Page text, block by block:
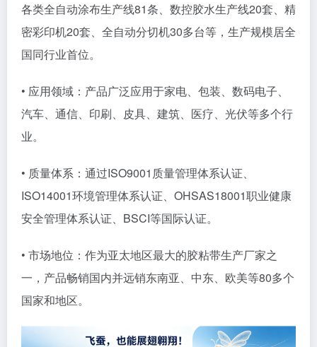
各类全自动涂布生产线81条、数控胶水生产线20套、精
密彩印机20套、全自动分切机30多台等，生产规模居全
国同行业首位。
• 应用领域：产品广泛应用于家电、包装、数码电子、
汽车、通信、印刷、皮具、建筑、医疗、光伏等多个行
业。
• 质量体系：通过ISO9001质量管理体系认证、
ISO14001环境管理体系认证、OHSAS18001职业健康
安全管理体系认证、BSCI等国际认证。
• 市场地位：作为亚太地区最大的胶粘带生产厂家之
一，产品畅销国内并远销东南亚、中东、欧美等80多个
国家和地区。